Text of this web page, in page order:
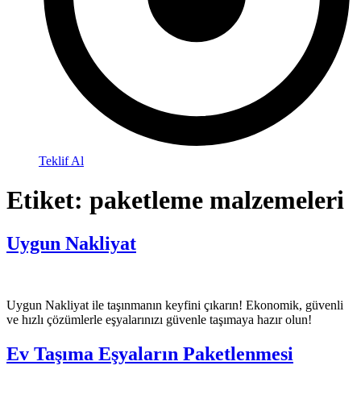
Teklif Al
Etiket: paketleme malzemeleri
Uygun Nakliyat
Uygun Nakliyat ile taşınmanın keyfini çıkarın! Ekonomik, güvenli
ve hızlı çözümlerle eşyalarınızı güvenle taşımaya hazır olun!
Ev Taşıma Eşyaların Paketlenmesi